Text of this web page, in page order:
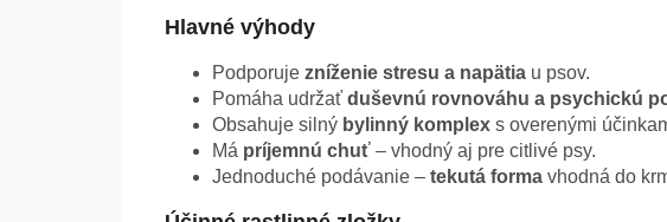
Hlavné výhody
Podporuje zníženie stresu a napätia u psov.
Pomáha udržať duševnú rovnováhu a psychickú
Obsahuje silný bylinný komplex s overenými
Má príjemnú chuť – vhodný aj pre citlivé psy.
Jednoduché podávanie – tekutá forma vhodná do